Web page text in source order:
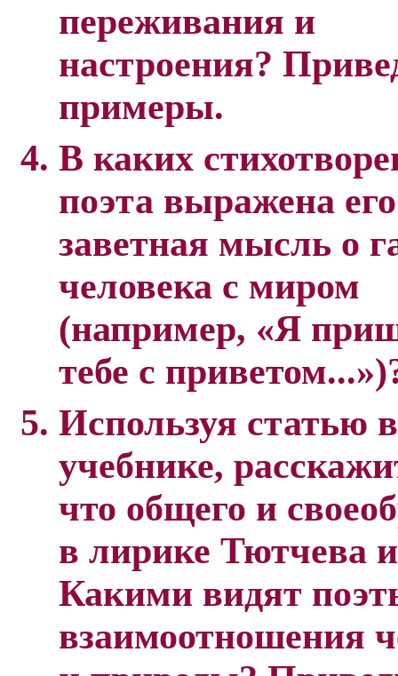
переживания и
настроения?
примеры.
В каких
поэта выражена его
заветная мысль о
человека с миром
(например, «Я
тебе с
Используя статью в
учебнике,
что общего и
в лирике Тютчева
Какими видят
взаимоотношения